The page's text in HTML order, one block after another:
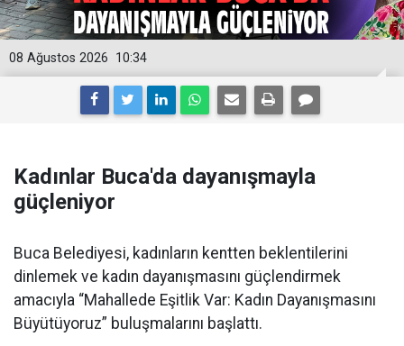
10:34
08 Ağustos 2026
Kadınlar Buca'da dayanışmayla
güçleniyor
Buca Belediyesi, kadınların kentten beklentilerini
dinlemek ve kadın dayanışmasını güçlendirmek
amacıyla “Mahallede Eşitlik Var: Kadın Dayanışmasını
Büyütüyoruz” buluşmalarını başlattı.